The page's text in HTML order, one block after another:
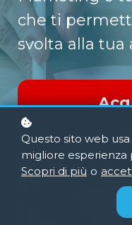
che ti
svolta alla
Questo sito web
migliore esperienza
Scopri di più o